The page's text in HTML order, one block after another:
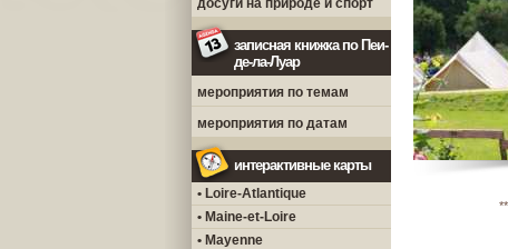
досуги на природе и спорт
записная книжка по Пеи-
де-ла-Луар
мероприятия по темам
мероприятия по датам
интерактивные карты
• Loire-Atlantique
• Maine-et-Loire
• Mayenne